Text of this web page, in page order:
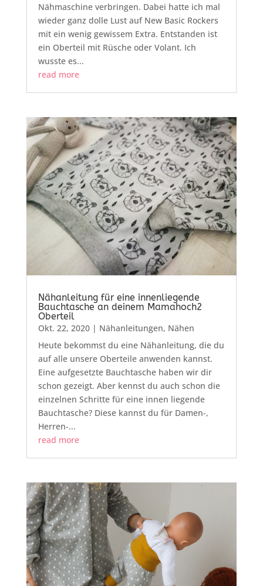
Nähmaschine verbringen. Dabei hatte ich mal
wieder ganz dolle Lust auf New Basic Rockers
mit ein wenig gewissem Extra. Entstanden ist
ein Oberteil mit Rüsche oder Volant. Ich
wusste es...
read more
Nähanleitung für eine innenliegende
Bauchtasche an deinem Mamahoch2
Oberteil
Okt. 22, 2020| Nähanleitungen, Nähen
Heute bekommst du eine Nähanleitung, die du
auf alle unsere Oberteile anwenden kannst.
Eine aufgesetzte Bauchtasche haben wir dir
schon gezeigt. Aber kennst du auch schon die
einzelnen Schritte für eine innen liegende
Bauchtasche? Diese kannst du für Damen-,
Herren-...
read more